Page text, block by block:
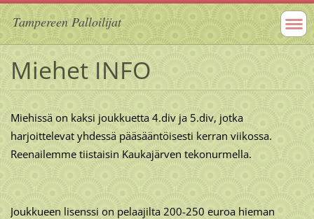
Tampereen Palloilijat
Miehet INFO
Miehissä on kaksi joukkuetta 4.div ja 5.div, jotka
harjoittelevat yhdessä pääsääntöisesti kerran viikossa.
Reenailemme tiistaisin Kaukajärven tekonurmella.
Joukkueen lisenssi on pelaajilta 200-250 euroa hieman